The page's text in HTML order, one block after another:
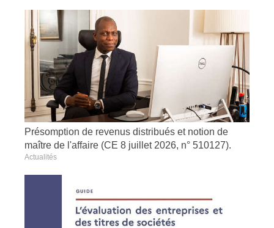
Présomption de revenus distribués et notion de
maître de l'affaire (CE 8 juillet 2026, n° 510127).
Actualités